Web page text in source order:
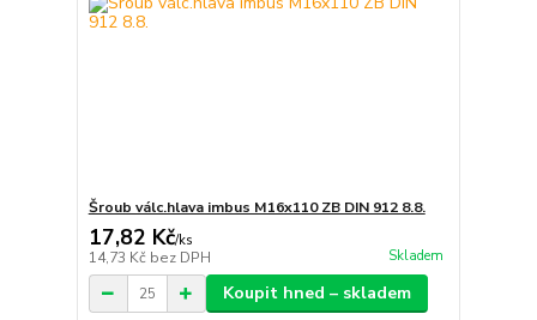
Šroub válc.hlava imbus M16x110 ZB DIN 912 8.8.
17,82 Kč/ks
14,73 Kč bez DPH Skladem
Koupit hned – skladem